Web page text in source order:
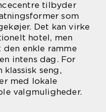
tilbyder
som
Det kan virke
hotel, men
den enkle ramme
intens dag. For
seng,
med lokale
valgmuligheder.